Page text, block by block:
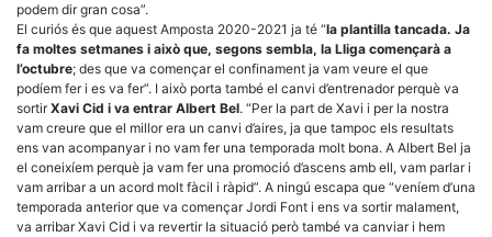
podem dir gran cosa”.
El curiós és que aquest Amposta 2020-2021 ja té “la plantilla tancada. Ja
fa moltes setmanes i això que, segons sembla, la Lliga començarà a
l’octubre; des que va començar el confinament ja vam veure el que
podíem fer i es va fer”. I això porta també el canvi d’entrenador perquè va
sortirXavi Cid i va entrar Albert Bel. “Per la part de Xavi i per la nostra
vam creure que el millor era un canvi d’aires, ja que tampoc els resultats
ens van acompanyar i no vam fer una temporada molt bona. A Albert Bel ja
el coneixíem perquè ja vam fer una promoció d’ascens amb ell, vam parlar i
vam arribar a un acord molt fàcil i ràpid”. A ningú escapa que “veníem d’una
temporada anterior que va començar Jordi Font i ens va sortir malament,
va arribar Xavi Cid i va revertir la situació però també va canviar i hem
cookies no
són
opcionals,
són
necessàries
per al
funcionament
tècnic de la
web.
Estadístiques